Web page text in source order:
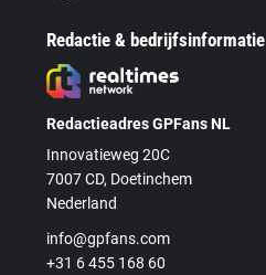
Redactie & bedrijfsinformatie
Redactieadres GPFans NL
Innovatieweg 20C
7007 CD, Doetinchem
Nederland
info@gpfans.com
+31 6 455 168 60